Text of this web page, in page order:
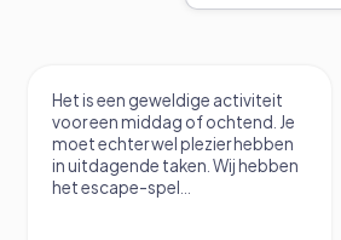
Het is een geweldige activiteit
voor een middag of ochtend. Je
moet echter wel plezier hebben
in uitdagende taken. Wij hebben
het escape-spel...